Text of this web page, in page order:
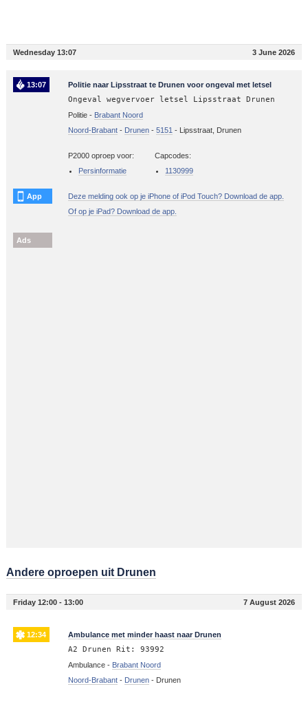
Wednesday 13:07 3 June 2026
13:07 Politie naar Lipsstraat te Drunen voor ongeval met letsel
Ongeval wegvervoer letsel Lipsstraat Drunen
Politie - Brabant Noord
Noord-Brabant- Drunen- 5151 - Lipsstraat, Drunen
P2000 oproep voor:
Persinformatie
Capcodes:
1130999
App
Deze melding ook op je iPhone of iPod Touch? Download de app.
Of op je iPad? Download de app.
Ads
Andere oproepen uit Drunen
Friday 12:00 - 13:00 7 August 2026
12:34 Ambulance met minder haast naar Drunen
A2 Drunen Rit: 93992
Ambulance - Brabant Noord
Noord-Brabant- Drunen- Drunen